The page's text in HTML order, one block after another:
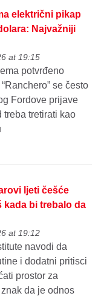
električni pikap
Najvažniji
at 19:15
potvrđeno
se često
Fordove prijave
treba tretirati kao
ljeti češće
kada bi trebalo da
at 19:12
navodi da
i dodatni pritisci
prostor za
da je odnos